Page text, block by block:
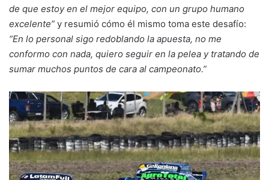
de que estoy en el mejor equipo, con un grupo humano
excelente” y resumió cómo él mismo toma este desafío:
“En lo personal sigo redoblando la apuesta, no me
conformo con nada, quiero seguir en la pelea y tratando de
sumar muchos puntos de cara al campeonato.”